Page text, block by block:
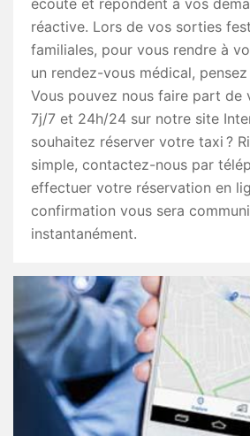
écoute et répondent à vos
réactive. Lors de vos sorties
familiales, pour vous rendre à
un rendez-vous médical, pensez
Vous pouvez nous faire part de
7j/7 et 24h/24 sur notre site
souhaitez réserver votre taxi ?
simple, contactez-nous par
effectuer votre réservation en
confirmation vous sera
instantanément.